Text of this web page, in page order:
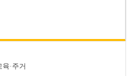
·주거